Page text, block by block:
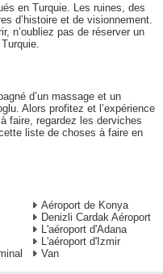
en Turquie. Les ruines, des
d’histoire et de visionnement.
n’oubliez pas de réserver un
d’un massage et un
Alors profitez et l’expérience
faire, regardez les derviches
liste de choses à faire en
Aéroport de Konya
Denizli Cardak Aéroport
L'aéroport d'Adana
L'aéroport d'Izmir
Van